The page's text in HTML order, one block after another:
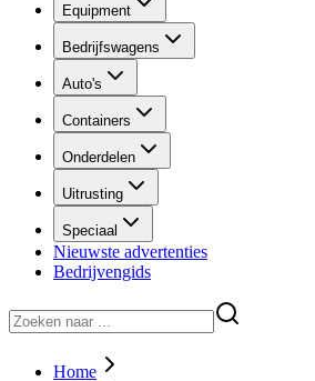
Equipment
Bedrijfswagens
Auto's
Containers
Onderdelen
Uitrusting
Speciaal
Nieuwste advertenties
Bedrijvengids
Home